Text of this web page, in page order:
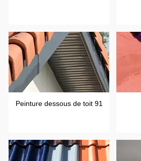
Peinture dessous de toit 91